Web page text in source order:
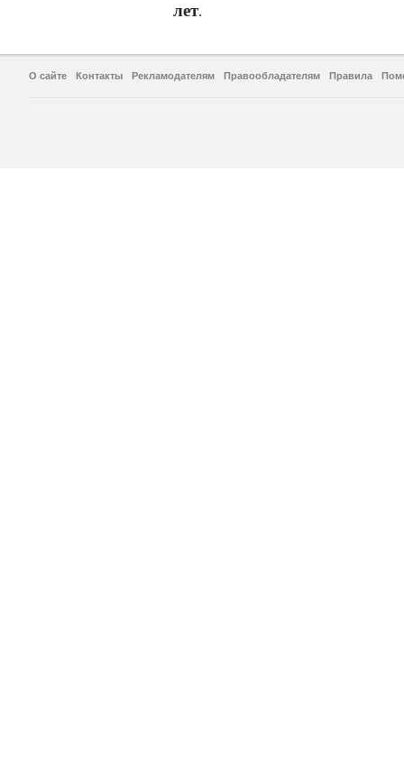
лет.
О сайте Контакты Рекламодателям Правообладателям Правила